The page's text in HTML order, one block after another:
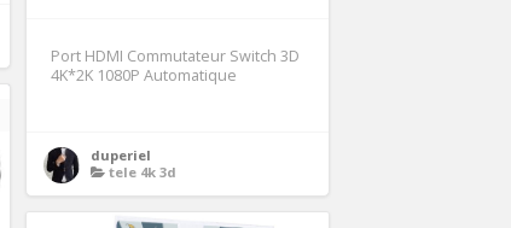
Port HDMI Commutateur Switch 3D
4K*2K 1080P Automatique
duperiel
tele 4k 3d